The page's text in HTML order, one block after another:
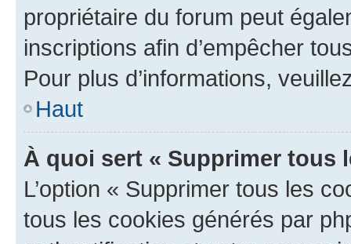
propriétaire du forum peut
inscriptions afin d’empêcher
Pour plus d’informations,
Haut
À quoi sert « Supprimer tous
L’option « Supprimer tous les
tous les cookies générés par